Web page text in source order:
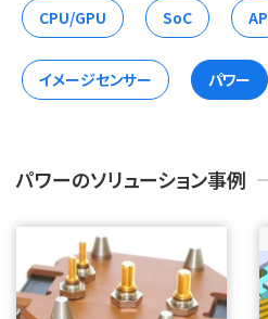
CPU/GPU SoC AP
イメージセンサー パワー
パワーのソリューション事例